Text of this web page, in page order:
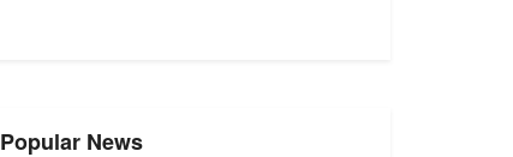
Popular News